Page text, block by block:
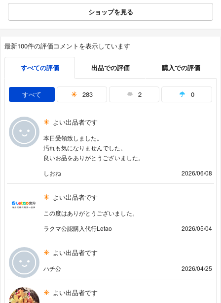
ショップを見る
最新100件の評価コメントを表示しています
すべての評価 出品での評価 購入での評価
すべて 283 2 0
よい出品者です
本日受領致しました。
汚れも気になりませんでした。
良いお品をありがとうございました。
しおね
2026/06/08
よい出品者です
この度はありがとうございました。
ラクマ公認購入代行Letao
2026/05/04
よい出品者です
ハチ公 2026/04/25
よい出品者です